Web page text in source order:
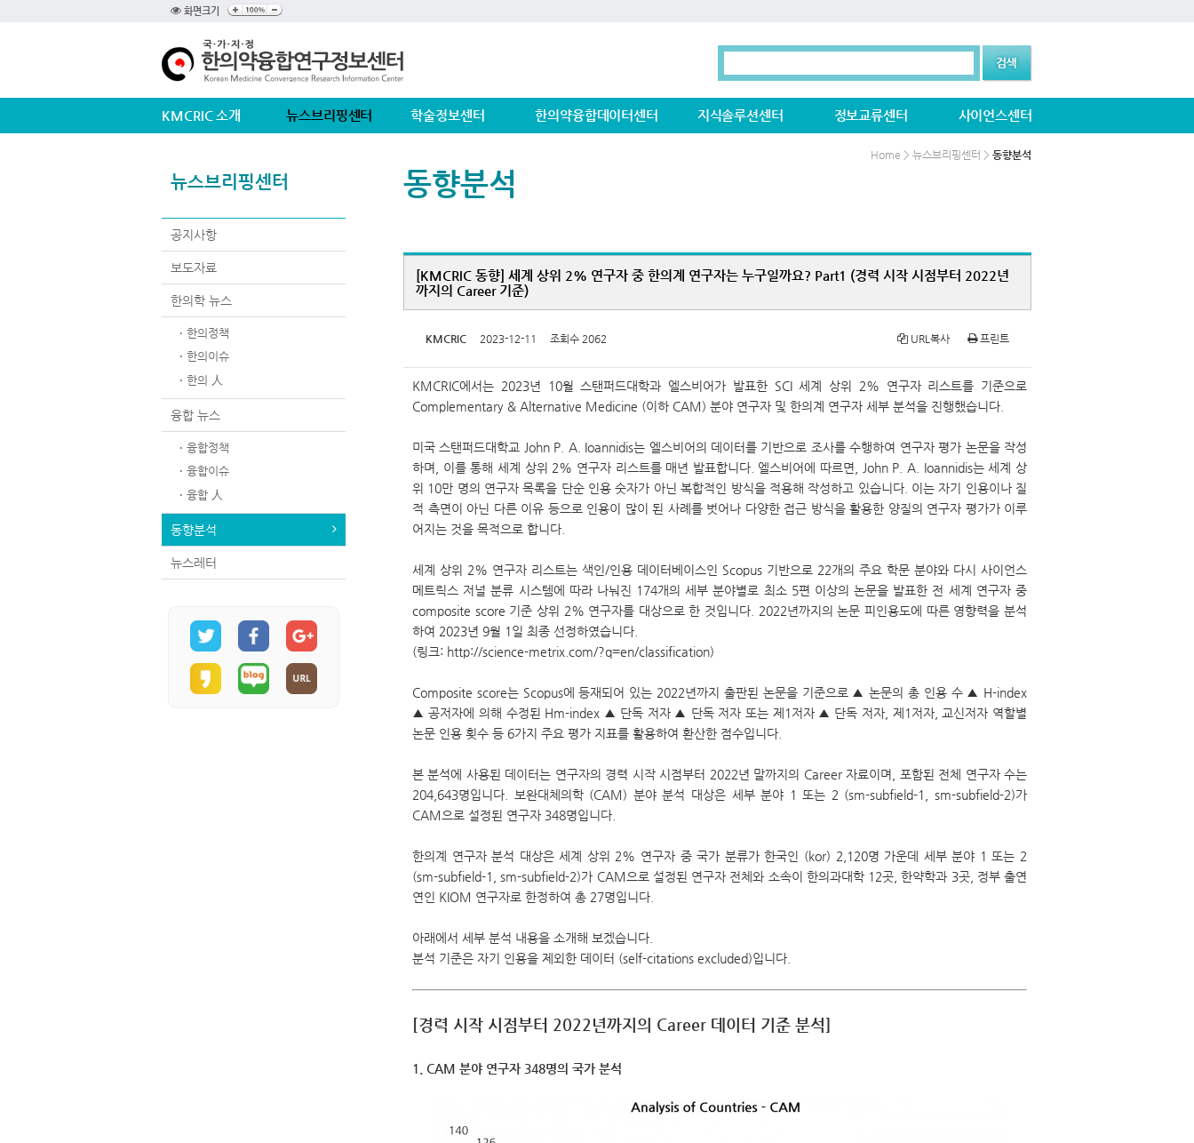
화면크기
KMCRIC 소개 뉴스브리핑센터 학술정보센터 한의약융합데이터센터 지식솔루션센터 정보교류센터 사이언스센터
뉴스브리핑센터
공지사항
보도자료
한의학 뉴스
한의정책
한의이슈
한의 人
융합 뉴스
융합정책
융합이슈
융합 人
동향분석
뉴스레터
동향분석
Home > 뉴스브리핑센터 > 동향분석
[KMCRIC 동향] 세계 상위 2% 연구자 중 한의계 연구자는 누구일까요? Part1 (경력 시작 시점부터 2022년
까지의 Career 기준)
KMCRIC 2023-12-11 조회수 2062 프린트
URL복사
KMCRIC에서는 2023년 10월 스탠퍼드대학과 엘스비어가 발표한 SCI 세계 상위 2% 연구자 리스트를 기준으로
Complementary & Alternative Medicine (이하 CAM) 분야 연구자 및 한의계 연구자 세부 분석을 진행했습니다.
미국 스탠퍼드대학교 John P. A. Ioannidis는 엘스비어의 데이터를 기반으로 조사를 수행하여 연구자 평가 논문을 작성
하며, 이를 통해 세계 상위 2% 연구자 리스트를 매년 발표합니다. 엘스비어에 따르면, John P. A. Ioannidis는 세계 상
위 10만 명의 연구자 목록을 단순 인용 숫자가 아닌 복합적인 방식을 적용해 작성하고 있습니다. 이는 자기 인용이나 질
적 측면이 아닌 다른 이유 등으로 인용이 많이 된 사례를 벗어나 다양한 접근 방식을 활용한 양질의 연구자 평가가 이루
어지는 것을 목적으로 합니다.
세계 상위 2% 연구자 리스트는 색인/인용 데이터베이스인 Scopus 기반으로 22개의 주요 학문 분야와 다시 사이언스
메트릭스 저널 분류 시스템에 따라 나눠진 174개의 세부 분야별로 최소 5편 이상의 논문을 발표한 전 세계 연구자 중
composite score 기준 상위 2% 연구자를 대상으로 한 것입니다. 2022년까지의 논문 피인용도에 따른 영향력을 분석
하여 2023년 9월 1일 최종 선정하였습니다.
(링크: http://science-metrix.com/?q=en/classification)
Composite score는 Scopus에 등재되어 있는 2022년까지 출판된 논문을 기준으로 ▲ 논문의 총 인용 수 ▲ H-index
▲ 공저자에 의해 수정된 Hm-index ▲ 단독 저자 ▲ 단독 저자 또는 제1저자 ▲ 단독 저자, 제1저자, 교신저자 역할별
논문 인용 횟수 등 6가지 주요 평가 지표를 활용하여 환산한 점수입니다.
본 분석에 사용된 데이터는 연구자의 경력 시작 시점부터 2022년 말까지의 Career 자료이며, 포함된 전체 연구자 수는
204,643명입니다. 보완대체의학 (CAM) 분야 분석 대상은 세부 분야 1 또는 2 (sm-subfield-1, sm-subfield-2)가
CAM으로 설정된 연구자 348명입니다.
한의계 연구자 분석 대상은 세계 상위 2% 연구자 중 국가 분류가 한국인 (kor) 2,120명 가운데 세부 분야 1 또는 2
(sm-subfield-1, sm-subfield-2)가 CAM으로 설정된 연구자 전체와 소속이 한의과대학 12곳, 한약학과 3곳, 정부 출연
연인 KIOM 연구자로 한정하여 총 27명입니다.
아래에서 세부 분석 내용을 소개해 보겠습니다.
분석 기준은 자기 인용을 제외한 데이터 (self-citations excluded)입니다.
[경력 시작 시점부터 2022년까지의 Career 데이터 기준 분석]
1. CAM 분야 연구자 348명의 국가 분석